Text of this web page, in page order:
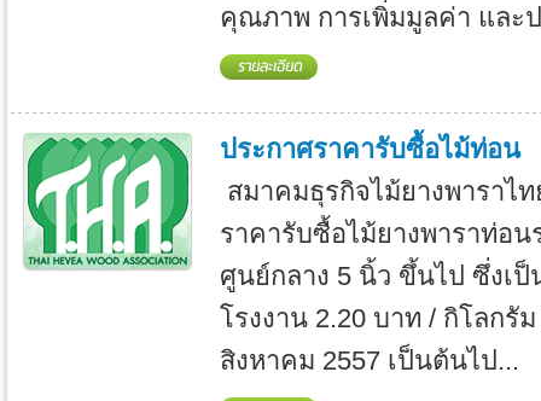
คุณภาพ การเพิ่มมูลค่า และ
ประกาศราคารับซื้อไม้ท่อน
สมาคมธุรกิจไม้ยางพาราไ
ราคารับซื้อไม้ยางพาราท่อ
ศูนย์กลาง 5 นิ้ว ขึ้นไป ซึ่งเ
โรงงาน 2.20 บาท / กิโลกรั
สิงหาคม 2557 เป็นต้นไป...